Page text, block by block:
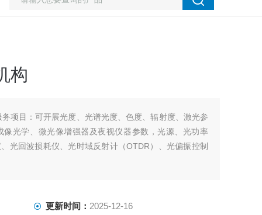
构
项目：可开展光度、光谱光度、色度、辐射度、激光参
光学、微光像增强器及夜视仪器参数，光源、光功率
光回波损耗仪、光时域反射计（OTDR）、光偏振控制
更新时间： 2025-12-16